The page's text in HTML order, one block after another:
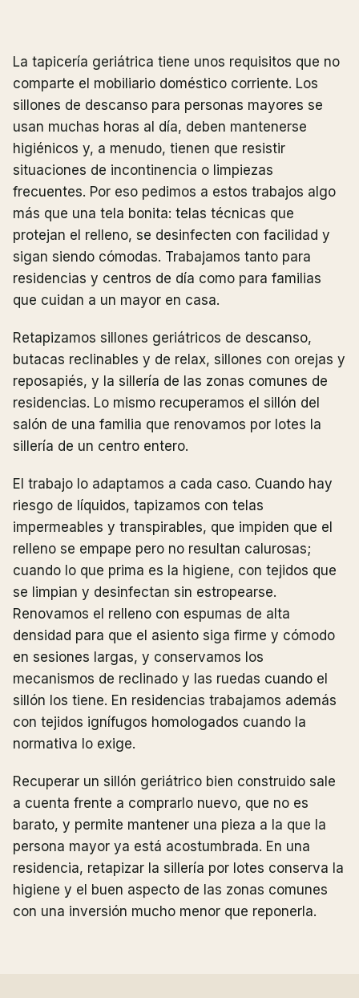
La tapicería geriátrica tiene unos requisitos que no
comparte el mobiliario doméstico corriente. Los
sillones de descanso para personas mayores se
usan muchas horas al día, deben mantenerse
higiénicos y, a menudo, tienen que resistir
situaciones de incontinencia o limpiezas
frecuentes. Por eso pedimos a estos trabajos algo
más que una tela bonita: telas técnicas que
protejan el relleno, se desinfecten con facilidad y
sigan siendo cómodas. Trabajamos tanto para
residencias y centros de día como para familias
que cuidan a un mayor en casa.
Retapizamos sillones geriátricos de descanso,
butacas reclinables y de relax, sillones con orejas y
reposapiés, y la sillería de las zonas comunes de
residencias. Lo mismo recuperamos el sillón del
salón de una familia que renovamos por lotes la
sillería de un centro entero.
El trabajo lo adaptamos a cada caso. Cuando hay
riesgo de líquidos, tapizamos con telas
impermeables y transpirables, que impiden que el
relleno se empape pero no resultan calurosas;
cuando lo que prima es la higiene, con tejidos que
se limpian y desinfectan sin estropearse.
Renovamos el relleno con espumas de alta
densidad para que el asiento siga firme y cómodo
en sesiones largas, y conservamos los
mecanismos de reclinado y las ruedas cuando el
sillón los tiene. En residencias trabajamos además
con tejidos ignífugos homologados cuando la
normativa lo exige.
Recuperar un sillón geriátrico bien construido sale
a cuenta frente a comprarlo nuevo, que no es
barato, y permite mantener una pieza a la que la
persona mayor ya está acostumbrada. En una
residencia, retapizar la sillería por lotes conserva la
higiene y el buen aspecto de las zonas comunes
con una inversión mucho menor que reponerla.